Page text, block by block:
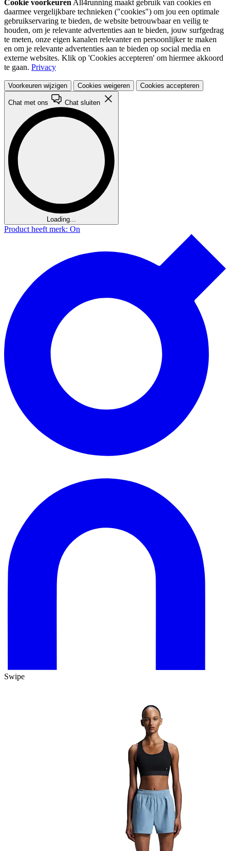
Cookie voorkeuren All4running maakt gebruik van cookies en
daarmee vergelijkbare technieken ("cookies") om jou een optimale
gebruikservaring te bieden, de website betrouwbaar en veilig te
houden, om je relevante advertenties aan te bieden, jouw surfgedrag
te meten, onze eigen kanalen relevanter en persoonlijker te maken
en om je relevante advertenties aan te bieden op social media en
externe websites. Klik op 'Cookies accepteren' om hiermee akkoord
te gaan. Privacy
Voorkeuren wijzigen Cookies weigeren Cookies accepteren
Chat met ons Chat sluiten
Loading...
Product heeft merk: On
Swipe